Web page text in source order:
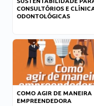
CONSULTÓRIOS E
ODONTOLÓGICAS
COMO AGIR DE MANEIRA
EMPREENDEDORA